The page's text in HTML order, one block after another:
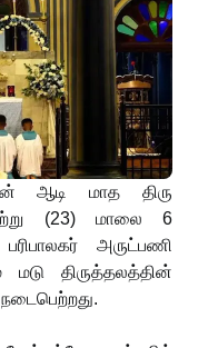
ஆடி மாத திரு
(23) மாலை 6
அருட்பணி
மடு திருத்தலத்தின்